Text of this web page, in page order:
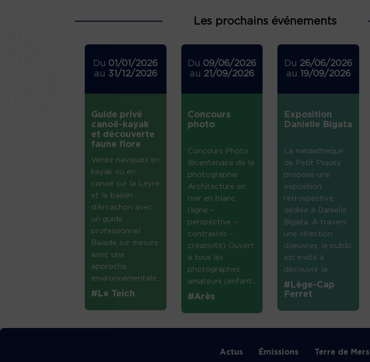
Les prochains événements
Du 01/01/2026
au 31/12/2026
Guide privé
canoë-kayak
et découverte
faune flore
Venez naviguez en
kayak ou en
canoë sur la Leyre
et le bassin
d’Arcachon avec
un guide
professionnel.
Balade sur mesure
avec une
approche
environnementale....
#Le Teich
Du 09/06/2026
au 21/09/2026
Concours
photo
Concours Photo
Bicentenaire de la
photographie
Architecture en
noir en blanc
(ligne –
perspective –
contrastes –
créativité) Ouvert
à tous les
photographes
amateurs (enfant...
#Arès
Du 26/06/2026
au 19/09/2026
Exposition
Danielle Bigata
La médiathèque
de Petit Piquey
propose une
exposition
rétrospective
dédiée à Danielle
Bigata. A travers
une sélection
d’œuvres, le public
est invité à
découvrir la...
#Lège-Cap
Ferret
Actus Émissions Terre de Mers